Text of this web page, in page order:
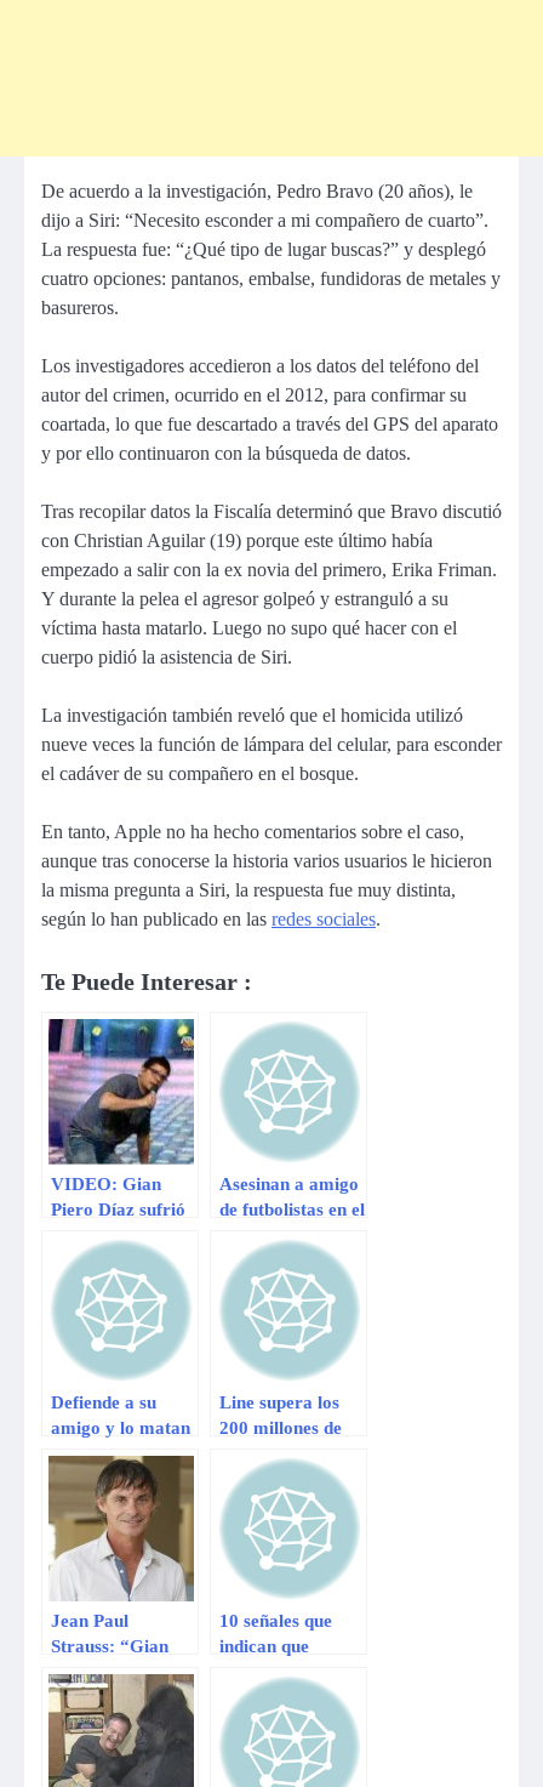
De acuerdo a la investigación, Pedro Bravo (20 años), le
dijo a Siri: “Necesito esconder a mi compañero de cuarto”.
La respuesta fue: “¿Qué tipo de lugar buscas?” y desplegó
cuatro opciones: pantanos, embalse, fundidoras de metales y
basureros.
Los investigadores accedieron a los datos del teléfono del
autor del crimen, ocurrido en el 2012, para confirmar su
coartada, lo que fue descartado a través del GPS del aparato
y por ello continuaron con la búsqueda de datos.
Tras recopilar datos la Fiscalía determinó que Bravo discutió
con Christian Aguilar (19) porque este último había
empezado a salir con la ex novia del primero, Erika Friman.
Y durante la pelea el agresor golpeó y estranguló a su
víctima hasta matarlo. Luego no supo qué hacer con el
cuerpo pidió la asistencia de Siri.
La investigación también reveló que el homicida utilizó
nueve veces la función de lámpara del celular, para esconder
el cadáver de su compañero en el bosque.
En tanto, Apple no ha hecho comentarios sobre el caso,
aunque tras conocerse la historia varios usuarios le hicieron
la misma pregunta a Siri, la respuesta fue muy distinta,
según lo han publicado en las redes sociales.
Te Puede Interesar :
VIDEO: Gian
Piero Díaz sufrió
intentar bromear
Asesinan a amigo
de futbolistas en el
Defiende a su
amigo y lo matan
en San Martín de
Porres
Line supera los
200 millones de
camino a
destronar a la
aplicacion
WhatsApp
Jean Paul
Strauss: “Gian
Marco Zignano
no es mi amigo”
10 señales que
indican que
mejor amigo para
siempre